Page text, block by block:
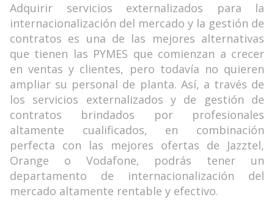
Adquirir servicios externalizados para la
internacionalización del mercado y la gestión de
contratos es una de las mejores alternativas
que tienen las PYMES que comienzan a crecer
en ventas y clientes, pero todavía no quieren
ampliar su personal de planta. Así, a través de
los servicios externalizados y de gestión de
contratos brindados por profesionales
altamente cualificados, en combinación
perfecta con las mejores ofertas de Jazztel,
Orange o Vodafone, podrás tener un
departamento de internacionalización del
mercado altamente rentable y efectivo.